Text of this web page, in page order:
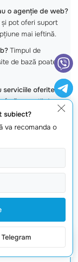
o agenție de web?
pot oferi suport
mai ieftină.
Timpul de
de bază poate fi
serviciile oferite?
garanții de
ales?Un
precum termenii de
colaborarea?
și să negociezi
părți.
subiect?
va recomanda o
Telegram